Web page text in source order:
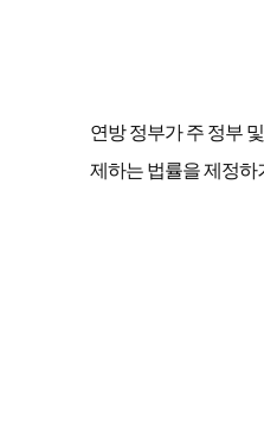
연방 정부가 주 정부
제하는 법률을 제정